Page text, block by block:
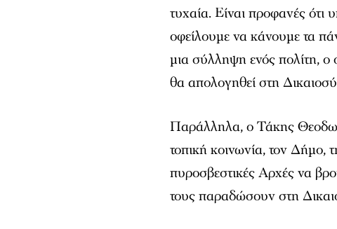
τυχαία. Είναι προφανές
οφείλουμε να κάνουμε τα
μια σύλληψη ενός πολίτη, ο
θα απολογηθεί στη
Παράλληλα, ο Τάκης
τοπική κοινωνία, τον Δήμο,
πυροσβεστικές Αρχές να
τους παραδώσουν στη